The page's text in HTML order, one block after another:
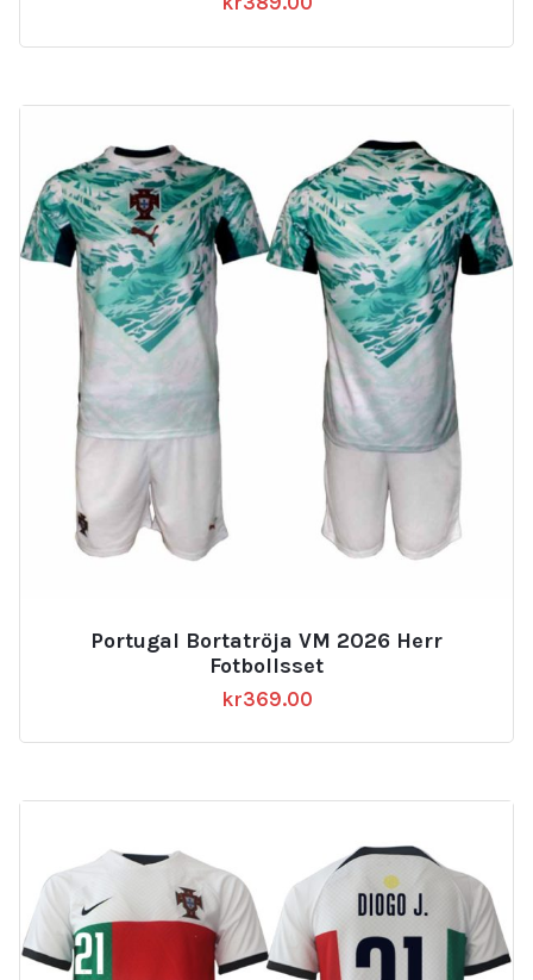
Portugal Bortatröja VM 2026 Herr
Fotbollsset
kr369.00